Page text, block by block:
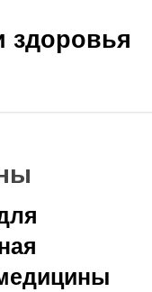
здоровья